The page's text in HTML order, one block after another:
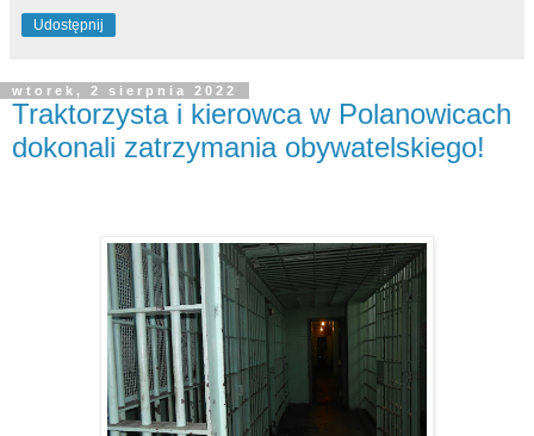
Udostępnij
wtorek, 2 sierpnia 2022
Traktorzysta i kierowca w Polanowicach
dokonali zatrzymania obywatelskiego!